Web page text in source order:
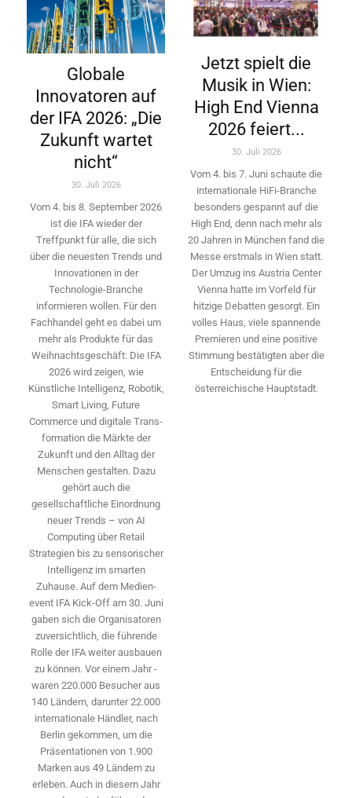
Globale
Innovatoren auf
der IFA 2026: „Die
Zukunft wartet
nicht“
30. Juli 2026
Vom 4. bis 8. September 2026
ist die IFA wieder der
Treffpunkt für alle, die sich
über die neuesten Trends und
Innovationen in der
Technologie-­Branche
informieren wollen. Für den
Fachhandel geht es dabei um
mehr als Produkte für das
Weihnachtsgeschäft: Die IFA
2026 wird ­zeigen, wie
Künstliche Intelligenz, Robotik,
Smart Living, Future
Commerce und digitale Trans­
formation die Märkte der
Zukunft und den Alltag der
Menschen gestalten. Dazu
gehört auch die
gesellschaftliche Einordnung
neuer Trends – von AI
Computing über Retail
Strategien bis zu sensorischer
Intelligenz im smarten
Zuhause. Auf dem Medien­
event IFA Kick-Off am 30. Juni
gaben sich die Organisatoren
zuversichtlich, die führende
Rolle der IFA weiter ausbauen
zu können. Vor einem Jahr ­
waren 220.000 Besucher aus
140 ­Ländern, ­darunter 22.000
internationale Händler, nach
Berlin gekommen, um die
Präsen­tationen von 1.900
Marken aus 49 Ländern zu
erleben. Auch in diesem Jahr
Jetzt spielt die
Musik in Wien:
High End Vienna
2026 feiert...
30. Juli 2026
Vom 4. bis 7. Juni schaute die
internationale HiFi-Branche
besonders gespannt auf die
High End, denn nach mehr als
20 Jahren in München fand die
Messe erstmals in Wien statt.
Der Umzug ins Austria Center
Vienna hatte im Vorfeld für
hitzige Debatten gesorgt. Ein
volles Haus, viele spannende
Premieren und eine positive
Stimmung bestätigten aber die
Entscheidung für die
österreichische Hauptstadt.